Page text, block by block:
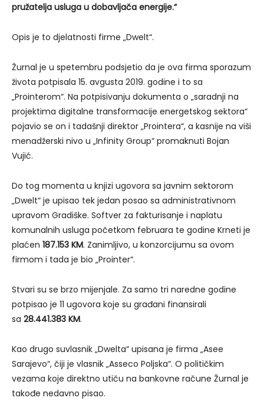
pružatelja usluga u dobavljača energije.“
Opis je to djelatnosti firme „Dwelt“.
Žurnal je u spetembru podsjetio da je ova firma sporazum
života potpisala 15. avgusta 2019. godine i to sa
„Prointerom“. Na potpisivanju dokumenta o „saradnji na
projektima digitalne transformacije energetskog sektora“
pojavio se on i tadašnji direktor „Prointera“, a kasnije na viši
menadžerski nivo u „Infinity Group“ promaknuti Bojan
Vujić.
Do tog momenta u knjizi ugovora sa javnim sektorom
„Dwelt“ je upisao tek jedan posao sa administrativnom
upravom Gradiške. Softver za fakturisanje i naplatu
komunalnih usluga početkom februara te godine Krneti je
plaćen 187.153 KM. Zanimljivo, u konzorcijumu sa ovom
firmom i tada je bio „Prointer“.
Stvari su se brzo mijenjale. Za samo tri naredne godine
potpisao je 11 ugovora koje su građani finansirali
sa 28.441.383 KM.
Kao drugo suvlasnik „Dwelta“ upisana je firma „Asee
Sarajevo“, čiji je vlasnik „Asseco Poljska“. O političkim
vezama koje direktno utiču na bankovne račune Žurnal je
takođe nedavno pisao.